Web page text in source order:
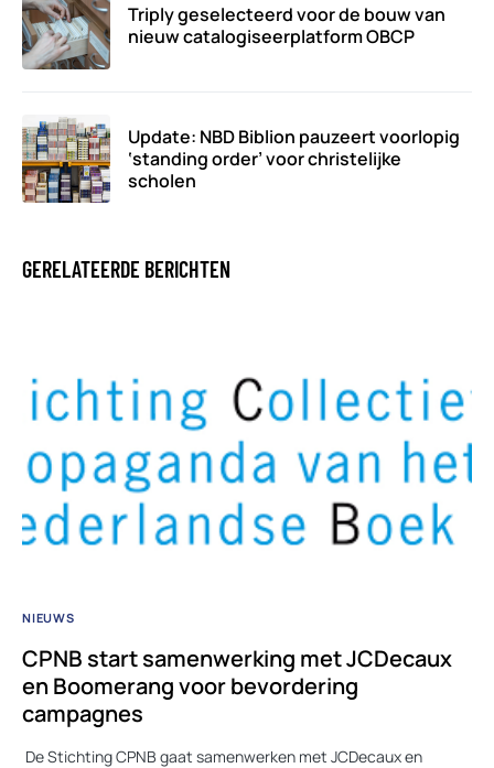
Triply geselecteerd voor de bouw van
nieuw catalogiseerplatform OBCP
Update: NBD Biblion pauzeert voorlopig
‘standing order’ voor christelijke
scholen
GERELATEERDE BERICHTEN
NIEUWS
CPNB start samenwerking met JCDecaux
en Boomerang voor bevordering
campagnes
De Stichting CPNB gaat samenwerken met JCDecaux en